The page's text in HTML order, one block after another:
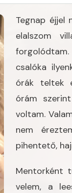
Tegnap éjjel
elalszom
csalóka
órák teltek
órám
voltam.
nem
pihentető,
Mentorként
velem, a